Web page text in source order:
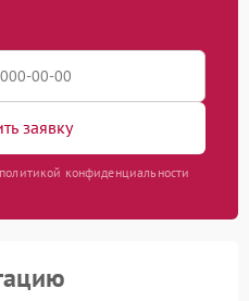
заявку
конфиденциальности